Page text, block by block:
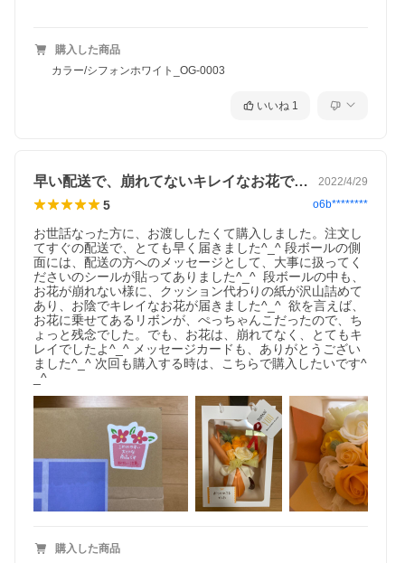
購入した商品
カラー/シフォンホワイト_OG-0003
いいね 1
早い配送で、崩れてないキレイなお花です！ 2022/4/29
5 o6b********
お世話なった方に、お渡ししたくて購入しました。注文し
てすぐの配送で、とても早く届きました^_^ 段ボールの側
面には、配送の方へのメッセージとして、大事に扱ってく
ださいのシールが貼ってありました^_^  段ボールの中も、
お花が崩れない様に、クッション代わりの紙が沢山詰めて
あり、お陰でキレイなお花が届きました^_^  欲を言えば、
お花に乗せてあるリボンが、ぺっちゃんこだったので、ち
ょっと残念でした。でも、お花は、崩れてなく、とてもキ
レイでしたよ^_^ メッセージカードも、ありがとうござい
ました^_^ 次回も購入する時は、こちらで購入したいです^
_^
購入した商品